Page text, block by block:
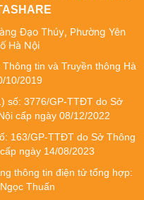
Đạo Thúy, Phường Yên
Hà Nội
tin và Truyền thông Hà
10/2019
số: 3776/GP-TTĐT do Sở
cấp ngày 08/12/2022
163/GP-TTĐT do Sở Thông
ngày 14/08/2023
thông tin điện tử tổng hợp:
Thuấn